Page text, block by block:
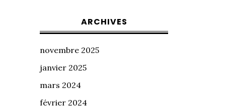
ARCHIVES
novembre 2025
janvier 2025
mars 2024
février 2024